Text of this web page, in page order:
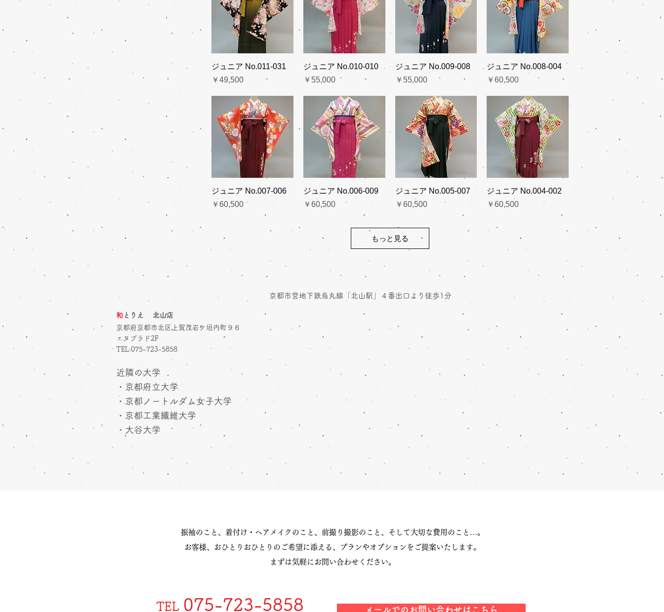
ジュニア No.011-031
価格
￥49,500
ジュニア No.010-010
価格
￥55,000
ジュニア No.009-008
価格
￥55,000
ジュニア No.008-004
価格
￥60,500
ジュニア No.007-006
価格
￥60,500
ジュニア No.006-009
価格
￥60,500
ジュニア No.005-007
価格
￥60,500
ジュニア No.004-002
価格
￥60,500
もっと見る
京都市営地下鉄烏丸線「北山駅」４番出口より徒歩1分
和 とりえ 北山店
京都府京都市北区上賀茂岩ケ垣内町９６
エヌプラド2F
​TEL:075-723-5858
近隣の大学
・京都府立大学
​・京都ノートルダム女子大学
・京都工業繊維大学
・大谷大学
振袖のこと、着付け・ヘアメイクのこと、前撮り撮影のこと、そして大切な費用のこと…。
お客様、おひとりおひとりのご希望に添える、プランやオプションをご提案いたします。
まずは気軽にお問い合わせください。
TEL 075-723-5858 メールでのお問い合わせはこちら